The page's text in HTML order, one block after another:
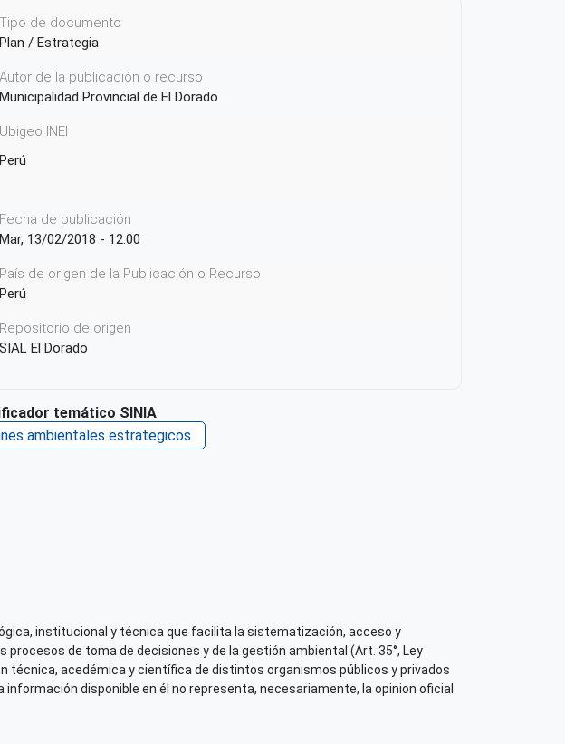
Tipo de documento
Plan / Estrategia
Autor de la publicación o recurso
Municipalidad Provincial de El Dorado
Ubigeo INEI
Perú
Fecha de publicación
Mar, 13/02/2018 - 12:00
País de origen de la Publicación o Recurso
Perú
Repositorio de origen
SIAL El Dorado
temático SINIA
ambientales estrategicos
institucional y técnica que facilita la sistematización, acceso y
de toma de decisiones y de la gestión ambiental (Art. 35°, Ley
técnica, acedémica y científica de distintos organismos públicos y privados
disponible en él no representa, necesariamente, la opinion oficial